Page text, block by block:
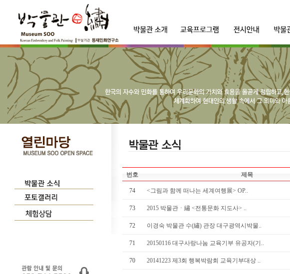
번호 제목
74 <그림과 함께 떠나는 세계여행展> OP..
73 2015 박물관ㆍ繡 <전통문화 지도사> ..
72 이경숙 박물관 수(繡) 관장 대구광역시박물..
71 20150116 대구사랑나눔 교육기부 유공자(기..
70 20141223 제3회 행복박람회 교육기부대상 ..